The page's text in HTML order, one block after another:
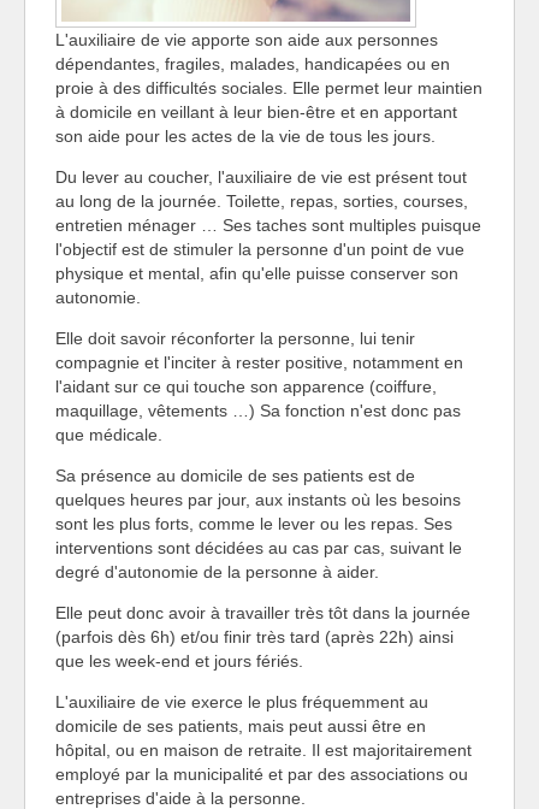
L'auxiliaire de vie apporte son aide aux personnes
dépendantes, fragiles, malades, handicapées ou en
proie à des difficultés sociales. Elle permet leur maintien
à domicile en veillant à leur bien-être et en apportant
son aide pour les actes de la vie de tous les jours.
Du lever au coucher, l'auxiliaire de vie est présent tout
au long de la journée. Toilette, repas, sorties, courses,
entretien ménager … Ses taches sont multiples puisque
l'objectif est de stimuler la personne d'un point de vue
physique et mental, afin qu'elle puisse conserver son
autonomie.
Elle doit savoir réconforter la personne, lui tenir
compagnie et l'inciter à rester positive, notamment en
l'aidant sur ce qui touche son apparence (coiffure,
maquillage, vêtements …) Sa fonction n'est donc pas
que médicale.
Sa présence au domicile de ses patients est de
quelques heures par jour, aux instants où les besoins
sont les plus forts, comme le lever ou les repas. Ses
interventions sont décidées au cas par cas, suivant le
degré d'autonomie de la personne à aider.
Elle peut donc avoir à travailler très tôt dans la journée
(parfois dès 6h) et/ou finir très tard (après 22h) ainsi
que les week-end et jours fériés.
L'auxiliaire de vie exerce le plus fréquemment au
domicile de ses patients, mais peut aussi être en
hôpital, ou en maison de retraite. Il est majoritairement
employé par la municipalité et par des associations ou
entreprises d'aide à la personne.